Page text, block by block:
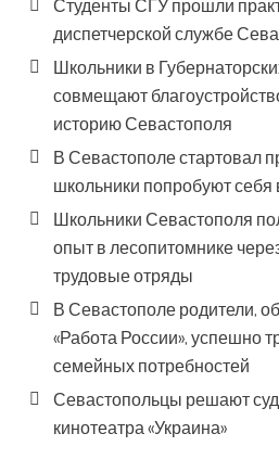
Студенты СГУ прошли
диспетчерской службе
Школьники в
совмещают
историю Севастополя
В Севастополе стартовал
школьники попробуют себя
Школьники Севастополя
опыт в лесопитомнике
трудовые отряды
В Севастополе родители,
«Работа России», успешно
семейных потребностей
Севастопольцы решают
кинотеатра «Украина»